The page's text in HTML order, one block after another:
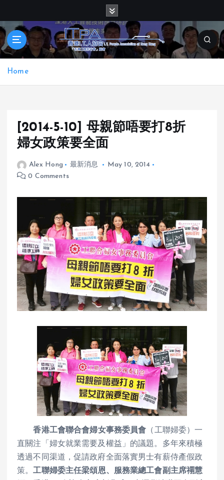
i
p
t
o
Home
[2014-5-10] 母親節唔要打8折
婦女政策要全面
Alex Hong 最新消息
May 10, 2014
0 Comments
香港工會聯合會婦女事務委員會 （工聯婦委）一
直關注「婦女就業需要及權益」的議題。多年來積極
透過不同渠道，促請政府全面落實男士有薪侍產假政
策。工聯婦委主任梁頌恩、服務業總工會副主席禤慧